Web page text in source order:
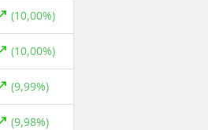
(10,00%)
(10,00%)
(9,99%)
(9,98%)